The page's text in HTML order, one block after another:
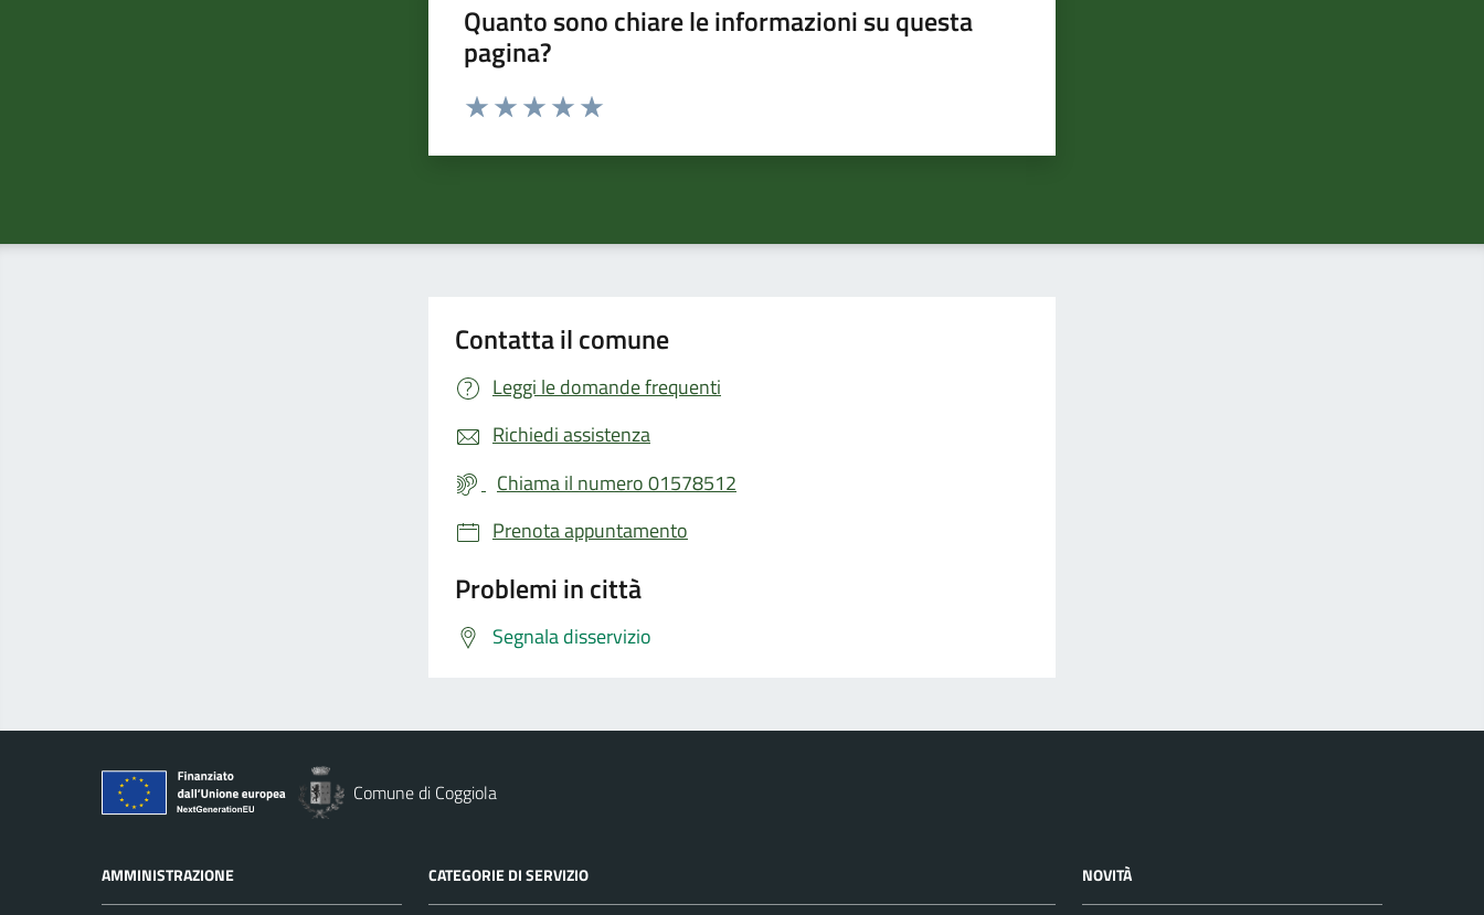
Quanto sono chiare le informazioni su questa
pagina?
Valuta da 1 a 5 stelle la pagina
Contatta il comune
Leggi le domande frequenti
Richiedi assistenza
Chiama il numero 01578512
Prenota appuntamento
Problemi in città
Segnala disservizio
Comune di Coggiola
AMMINISTRAZIONE CATEGORIE DI SERVIZIO NOVITÀ